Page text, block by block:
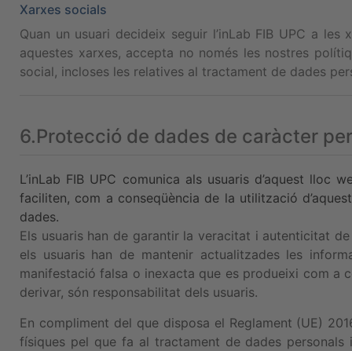
Xarxes socials
Quan un usuari decideix seguir l’inLab FIB UPC a
aquestes xarxes, accepta no només les nostres
social, incloses les relatives al tractament de dades
6.Protecció de dades de caràcter
L’inLab FIB UPC comunica als usuaris d’aquest lloc
faciliten, com a conseqüència de la utilització
dades.
Els usuaris han de garantir la veracitat i autenticitat
els usuaris han de mantenir actualitzades les
manifestació falsa o inexacta que es produeixi com a
derivar, són responsabilitat dels usuaris.
En compliment del que disposa el Reglament (UE)
físiques pel que fa al tractament de dades personals